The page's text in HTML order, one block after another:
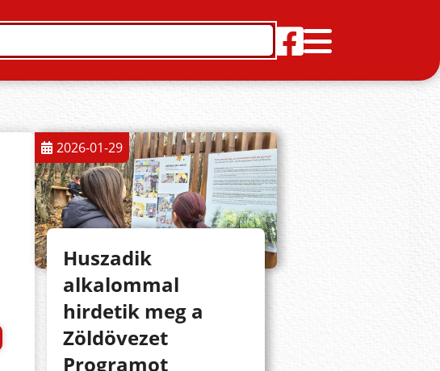
2026-01-29
Huszadik
alkalommal
hirdetik meg a
Zöldövezet
Programot